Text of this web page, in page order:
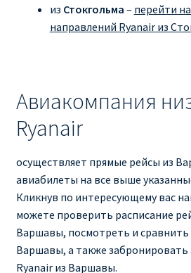
из Стокгольма – перейти
направлений Ryanair из
Авиакомпания
Ryanair
осуществляет прямые рейсы из
авиабилеты на все выше
Кликнув по интересующему вас
можете проверить расписание
Варшавы, посмотреть и
Варшавы, а также забронировать
Ryanair из Варшавы.